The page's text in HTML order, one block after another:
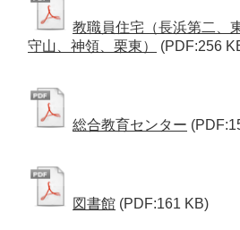
教職員住宅（長浜第二、
守山、神領、栗東）
(PDF:256
総合教育センター
図書館 (PDF:161 KB)